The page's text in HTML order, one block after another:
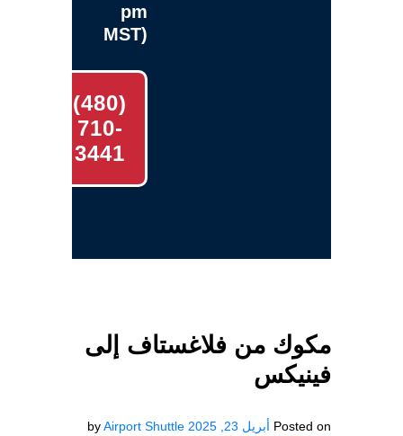
pm
MST)
(480)
710-
3441
مكوك من فلاغستاف إلى
فينيكس
Posted on أبريل 23, 2025 byAirport Shuttle